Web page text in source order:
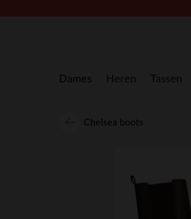
Dames Heren Tassen
Chelsea boots